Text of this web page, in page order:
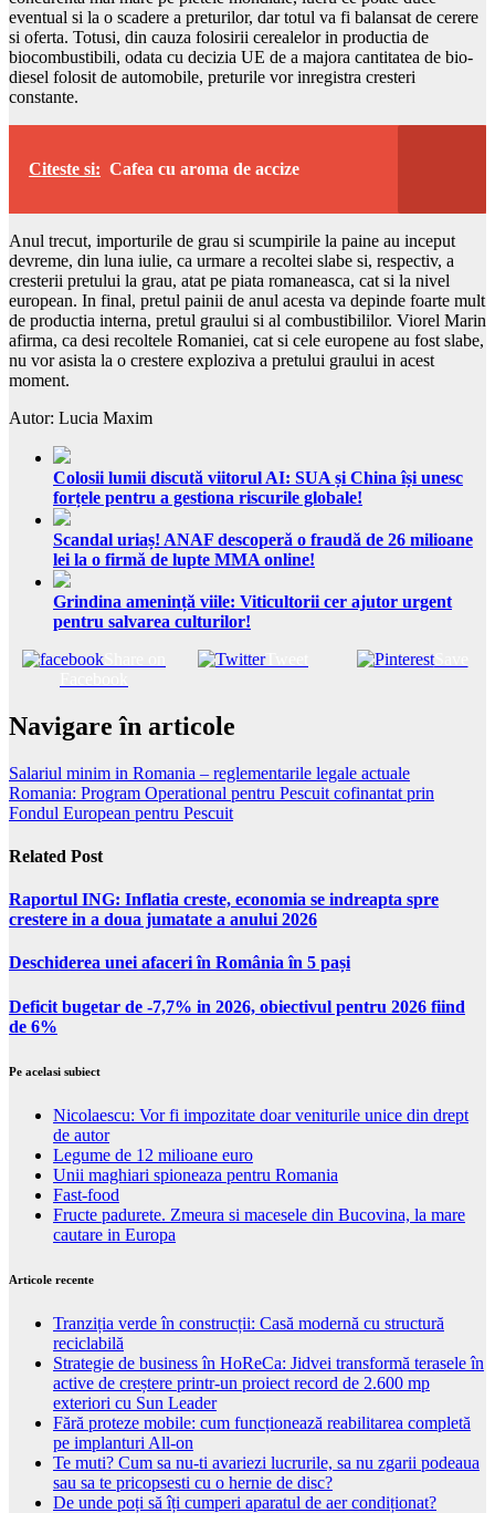
eventual si la o scadere a preturilor, dar totul va fi balansat de cerere
si oferta. Totusi, din cauza folosirii cerealelor in productia de
biocombustibili, odata cu decizia UE de a majora cantitatea de bio-
diesel folosit de automobile, preturile vor inregistra cresteri
constante.
Citeste si: Cafea cu aroma de accize
Anul trecut, importurile de grau si scumpirile la paine au inceput
devreme, din luna iulie, ca urmare a recoltei slabe si, respectiv, a
cresterii pretului la grau, atat pe piata romaneasca, cat si la nivel
european. In final, pretul painii de anul acesta va depinde foarte mult
de productia interna, pretul graului si al combustibililor. Viorel Marin
afirma, ca desi recoltele Romaniei, cat si cele europene au fost slabe,
nu vor asista la o crestere exploziva a pretului graului in acest
moment.
Autor: Lucia Maxim
Colosii lumii discută viitorul AI: SUA și China își unesc
forțele pentru a gestiona riscurile globale!
Scandal uriaș! ANAF descoperă o fraudă de 26 milioane
lei la o firmă de lupte MMA online!
Grindina amenință viile: Viticultorii cer ajutor urgent
pentru salvarea culturilor!
Tweet Save
Navigare în articole
Salariul minim in Romania – reglementarile legale actuale
Romania: Program Operational pentru Pescuit cofinantat prin
Fondul European pentru Pescuit
Related Post
Raportul ING: Inflatia creste, economia se indreapta spre
crestere in a doua jumatate a anului 2026
Deschiderea unei afaceri în România în 5 pași
Deficit bugetar de -7,7% in 2026, obiectivul pentru 2026 fiind
de 6%
Pe acelasi subiect
Nicolaescu: Vor fi impozitate doar veniturile unice din drept
de autor
Legume de 12 milioane euro
Unii maghiari spioneaza pentru Romania
Fast-food
Fructe padurete. Zmeura si macesele din Bucovina, la mare
cautare in Europa
Articole recente
Tranziția verde în construcții: Casă modernă cu structură
reciclabilă
Strategie de business în HoReCa: Jidvei transformă terasele în
active de creștere printr-un proiect record de 2.600 mp
exteriori cu Sun Leader
Fără proteze mobile: cum funcționează reabilitarea completă
pe implanturi All-on
Te muti? Cum sa nu-ti avariezi lucrurile, sa nu zgarii podeaua
sau sa te pricopsesti cu o hernie de disc?
De unde poți să îți cumperi aparatul de aer condiționat?